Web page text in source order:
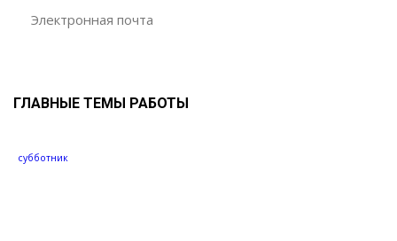
ГЛАВНЫЕ ТЕМЫ РАБОТЫ
субботник